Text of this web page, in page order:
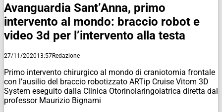
Avanguardia Sant’Anna, primo
intervento al mondo: braccio robot e
video 3d per l’intervento alla testa
27/11/202013:57Redazione
Primo intervento chirurgico al mondo di craniotomia frontale
con l’ausilio del braccio robotizzato ARTip Cruise Vitom 3D
System eseguito dalla Clinica Otorinolaringoiatrica diretta dal
professor Maurizio Bignami